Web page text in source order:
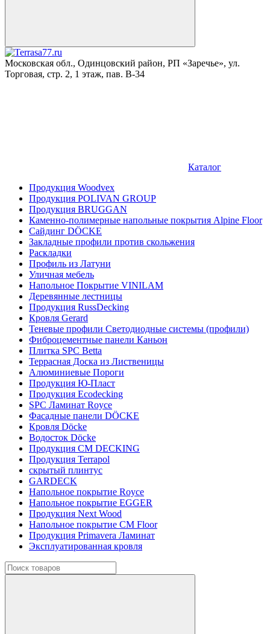
Московская обл., Одинцовский район, РП «Заречье», ул.
Торговая, стр. 2, 1 этаж, пав. B-34
Каталог
Продукция Woodvex
Продукция POLIVAN GROUP
Продукция BRUGGAN
Каменно-полимерные напольные покрытия Alpine Floor
Сайдинг DÖCKE
Закладные профили против скольжения
Раскладки
Профиль из Латуни
Уличная мебель
Напольное Покрытие VINILAM
Деревянные лестницы
Продукция RussDecking
Кровля Gerard
Теневые профили Светодиодные системы (профили)
Фиброцементные панели Каньон
Плитка SPC Betta
Террасная Доска из Лиственицы
Алюминиевые Пороги
Продукция Ю-Пласт
Продукция Ecodecking
SPC Ламинат Royce
Фасадные панели DÖCKE
Кровля Döcke
Водосток Döcke
Продукция CM DECKING
Продукция Terrapol
скрытый плинтус
GARDECK
Напольное покрытие Royce
Напольное покрытие EGGER
Продукция Next Wood
Напольное покрытие CM Floor
Продукция Primavera Ламинат
Эксплуатированная кровля